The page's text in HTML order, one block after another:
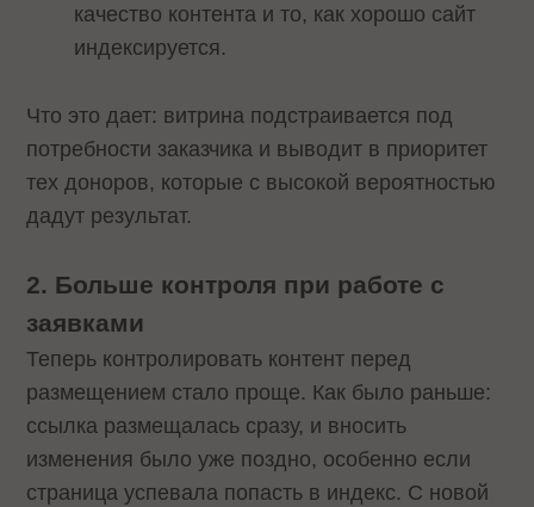
качество контента и то, как хорошо сайт
индексируется.
Что это дает: витрина подстраивается под
потребности заказчика и выводит в приоритет
тех доноров, которые с высокой вероятностью
дадут результат.
2. Больше контроля при работе с
заявками
Теперь контролировать контент перед
размещением стало проще. Как было раньше:
ссылка размещалась сразу, и вносить
изменения было уже поздно, особенно если
страница успевала попасть в индекс. С новой